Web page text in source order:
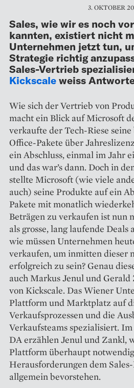
3. OKTOBER
Sales, wie wir es noch
kannten, existiert nicht
Unternehmen jetzt tun,
Strategie richtig
Sales-Vertrieb
Kickscale weiss
Wie sich der Vertrieb von
macht ein Blick auf Microsoft
verkaufte der Tech-Riese
Office-Pakete über
ein Abschluss, einmal im Jahr
und das war’s dann. Doch in
stellte Microsoft (wie viele
auch) seine Produkte auf ein
Pakete mit monatlich
Beträgen zu verkaufen ist nun
als grosse, lang laufende Deals
wie müssen Unternehmen
verkaufen, um inmitten dieser
erfolgreich zu sein? Genau
auch Markus Jenul und
von Kickscale. Das Wiener
Plattform und Marktplatz auf
Verkaufsprozessen und die
Verkaufsteams spezialisiert.
DA erzählen Jenul und Zankl,
Plattform überhaupt
Heraus­forderungen dem
allgemein bevorstehen.